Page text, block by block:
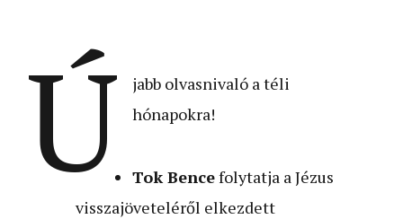
Ú
jabb olvasnivaló a téli
hónapokra!
Tok Bencefolytatja a Jézus
visszajöveteléről elkezdett